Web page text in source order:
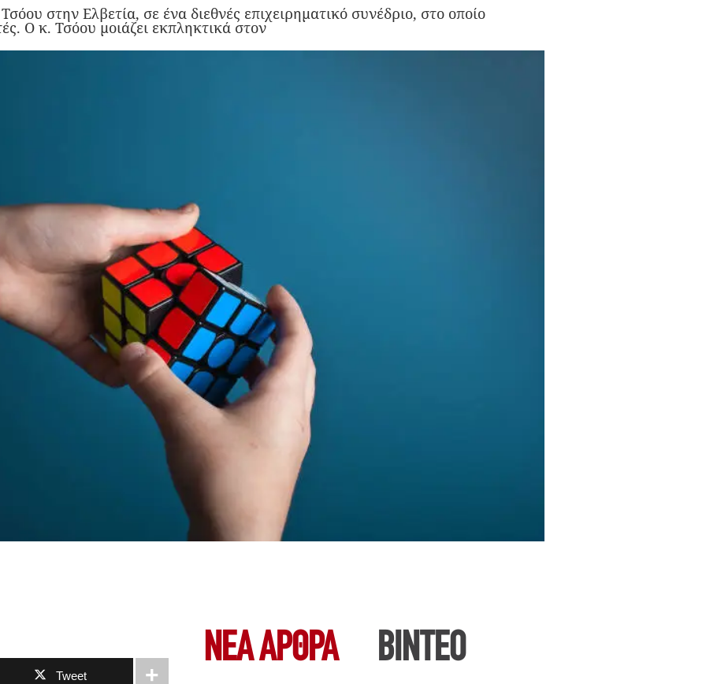
στην Ελβετία, σε ένα διεθνές επιχειρηματικό συνέδριο, στο οποίο
Ο κ. Τσόου μοιάζει εκπληκτικά στον
Tweet
ΝΕΑ ΆΡΘΡΑ ΒΙΝΤΕΟ